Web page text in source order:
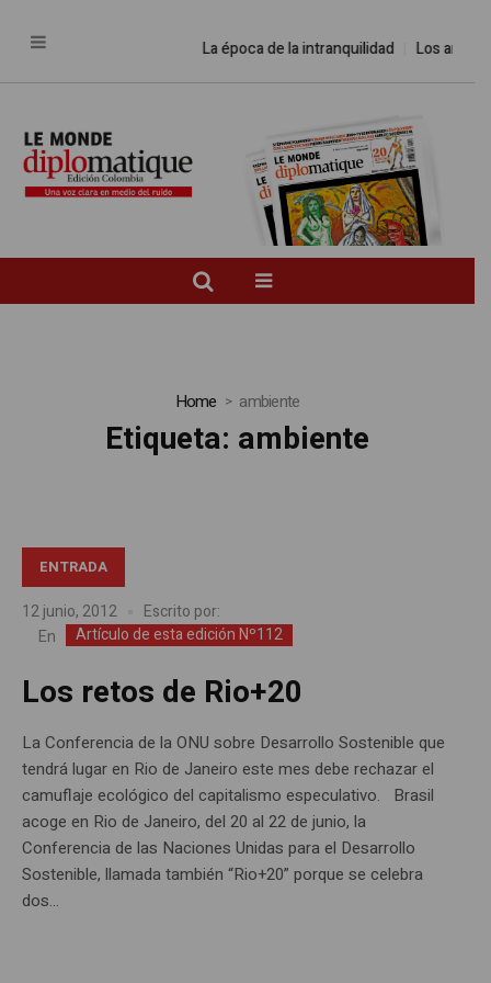
La época de la intranquilidad Los amos
Home ambiente
Etiqueta: ambiente
ENTRADA
12 junio, 2012
Escrito por:
En
Artículo de esta edición Nº112
Los retos de Rio+20
La Conferencia de la ONU sobre Desarrollo Sostenible que
tendrá lugar en Rio de Janeiro este mes debe rechazar el
camuflaje ecológico del capitalismo especulativo. Brasil
acoge en Rio de Janeiro, del 20 al 22 de junio, la
Conferencia de las Naciones Unidas para el Desarrollo
Sostenible, llamada también “Rio+20” porque se celebra
dos...